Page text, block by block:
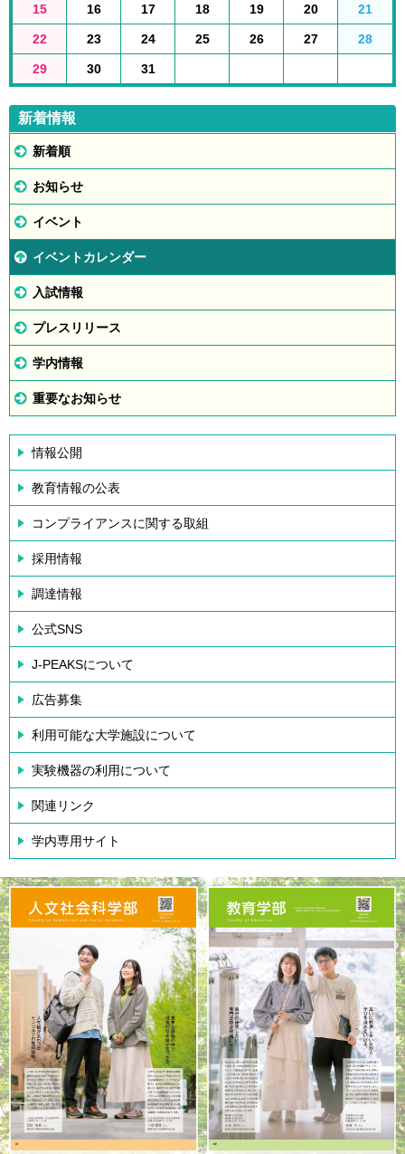
15 16 17 18 19 20 21
22 23 24 25 26 27 28
29 30 31
新着情報
新着順
お知らせ
イベント
イベントカレンダー
入試情報
プレスリリース
学内情報
重要なお知らせ
情報公開
教育情報の公表
コンプライアンスに関する取組
採用情報
調達情報
公式SNS
J-PEAKSについて
広告募集
利用可能な大学施設について
実験機器の利用について
関連リンク
学内専用サイト